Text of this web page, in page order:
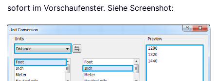
sofort im Vorschaufenster. Siehe Screenshot: